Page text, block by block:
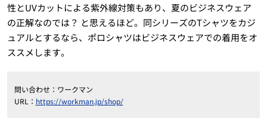
性とUVカットによる紫外線対策もあり、夏のビジネスウェア
の正解なのでは？ と思えるほど。同シリーズのTシャツをカジ
ュアルとするなら、ポロシャツはビジネスウェアでの着用をオ
ススメします。
問い合わせ：ワークマン
URL： https://workman.jp/shop/